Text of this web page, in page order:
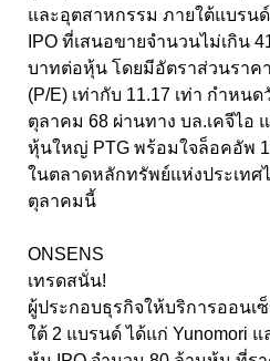
และอุตสาหกรรม ภายใต้แบรน
IPO ที่เสนอขายจำนวนไม่เกิน
บาทต่อหุ้น โดยมีอัตราส่วนรา
(P/E) เท่ากับ 11.17 เท่า กำหน
ตุลาคม 68 ผ่านทาง บล.เคจีไอ
หุ้นใหญ่ PTG พร้อมใจล็อคอัพ
ในตลาดหลักทรัพย์แห่งประเทศ
ตุลาคมนี้
ONSENS
เทรดสนั่น!
ผู้ประกอบธุรกิจให้บริการออนเ
ใต้ 2 แบรนด์ ได้แก่ Yunomori